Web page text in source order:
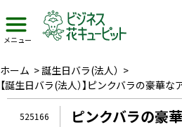
メニュー
ホーム >誕生日バラ(法人） >
【誕生日バラ(法人）】ピンクバラの豪華
525166 ピンクバラの豪